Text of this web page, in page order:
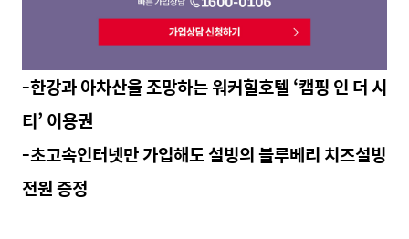
-한강과 아차산을 조망하는 워커힐호텔 ‘캠핑 인 더 시
티’ 이용권
-초고속인터넷만 가입해도 설빙의 블루베리 치즈설빙
전원 증정